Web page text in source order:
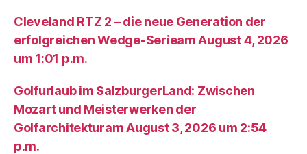
Cleveland RTZ 2 – die neue Generation der
erfolgreichen Wedge-Serieam August 4, 2026
um 1:01 p.m.
Golfurlaub im SalzburgerLand: Zwischen
Mozart und Meisterwerken der
Golfarchitekturam August 3, 2026 um 2:54
p.m.